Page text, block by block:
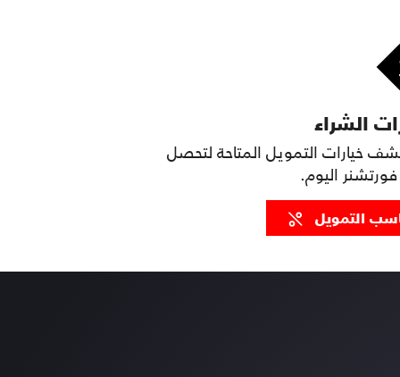
الشراء
خيارات التمويل المتاحة لتحصل
اليوم.
التمويل